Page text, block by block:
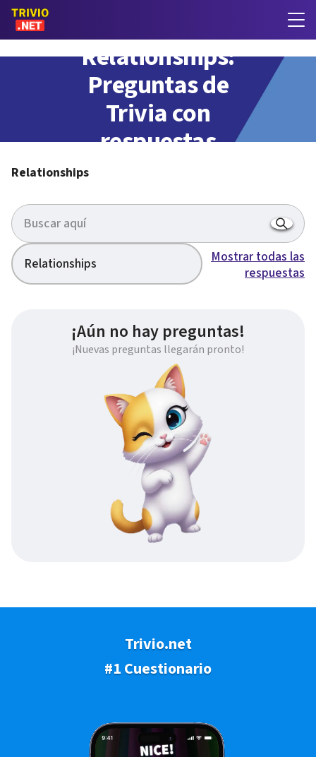
Relationships:
Preguntas de
Trivia con
respuestas
Relationships
Relationships
Mostrar todas las
respuestas
¡Aún no hay preguntas!
¡Nuevas preguntas llegarán pronto!
Trivio.net
#1 Cuestionario